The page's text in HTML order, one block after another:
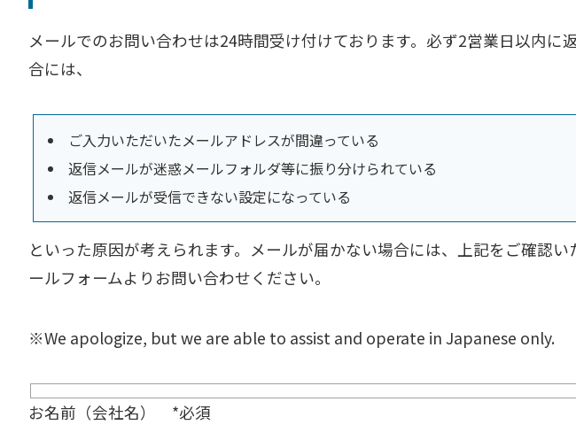
メールでのお問い合わせは24時間受け付けております。必ず2営業日以内に
合には、
ご入力いただいたメールアドレスが間違っている
返信メールが迷惑メールフォルダ等に振り分けられている
返信メールが受信できない設定になっている
といった原因が考えられます。メールが届かない場合には、上記をご確認
ールフォームよりお問い合わせください。
※We apologize, but we are able to assist and operate in Japanese only.
お名前（会社名） *必須